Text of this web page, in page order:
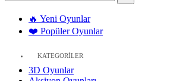
🔥 Yeni Oyunlar
❤️ Popüler Oyunlar
KATEGORİLER
3D Oyunlar